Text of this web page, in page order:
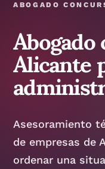
ABOGADO
Alicante
Asesoramiento
de empresas de
ordenar una